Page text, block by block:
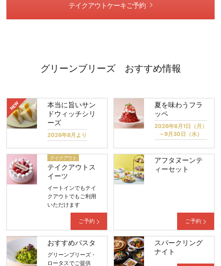
テイクアウトケーキご予約
グリーンブリーズ おすすめ情報
本当に旨いサン
ドウィッチシリ
ーズ
2026年8月より
夏を味わうフラ
ッペ
2026年6月1日（月）
～9月30日（水）
テイクアウト
テイクアウトス
イーツ
イートインでもテイ
クアウトでもご利用
いただけます
ご予約
アフタヌーンテ
ィーセット
ご予約
おすすめパスタ
グリーンブリーズ・
ロータスでご提供
スパークリング
ナイト